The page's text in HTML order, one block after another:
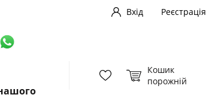
Вхід
Реєстрація
Кошик
порожній